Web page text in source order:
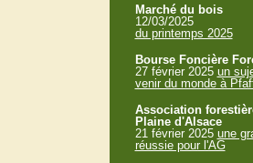
Marché du bois
12/03/2025
du printemps 2025
Bourse Foncière
27 février 2025 un
venir du monde à
Association
Plaine d'Alsace
21 février 2025 une
réussie pour l'AG